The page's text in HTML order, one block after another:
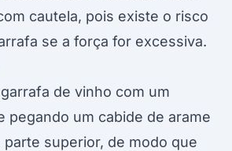
cautela, pois existe o risco
se a força for excessiva.
de vinho com um
pegando um cabide de arame
parte superior, de modo que